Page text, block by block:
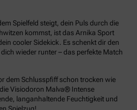
Spielfeld steigt, dein Puls durch die
kommst, ist das Arnika Sport
cooler Sidekick. Es schenkt dir den
wieder runter – das perfekte Match
dem Schlusspfiff schon trocken wie
Visiodoron Malva® Intense
langanhaltende Feuchtigkeit und